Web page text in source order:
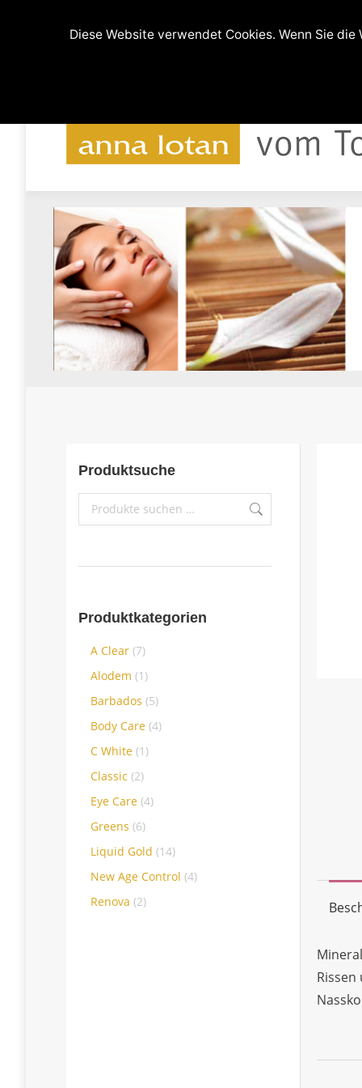
Produktsuche
Produktkategorien
A Clear (7)
Alodem (1)
Barbados (5)
Body Care (4)
C White (1)
Classic (2)
Eye Care (4)
Greens (6)
Liquid Gold (14)
New Age Control (4)
Renova (2)
Diese Website verwendet Cookies. Wenn Sie